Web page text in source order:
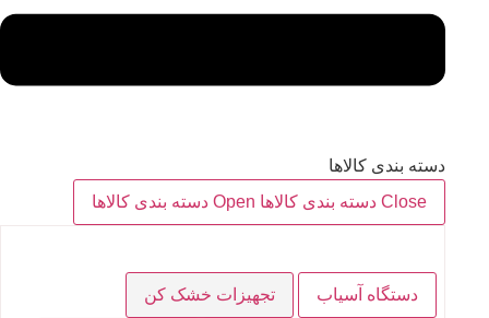
دسته بندی کالاها
Close دسته بندی کالاها
Open دسته بندی کالاها
دستگاه آسیاب تجهیزات خشک کن